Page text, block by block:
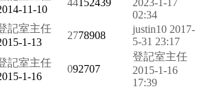
11-10
02:34
記室主任
1-13
2778908
justin10 2017-
5-31 23:17
記室主任
1-16
092707
登記室主任
2015-1-16
17:39